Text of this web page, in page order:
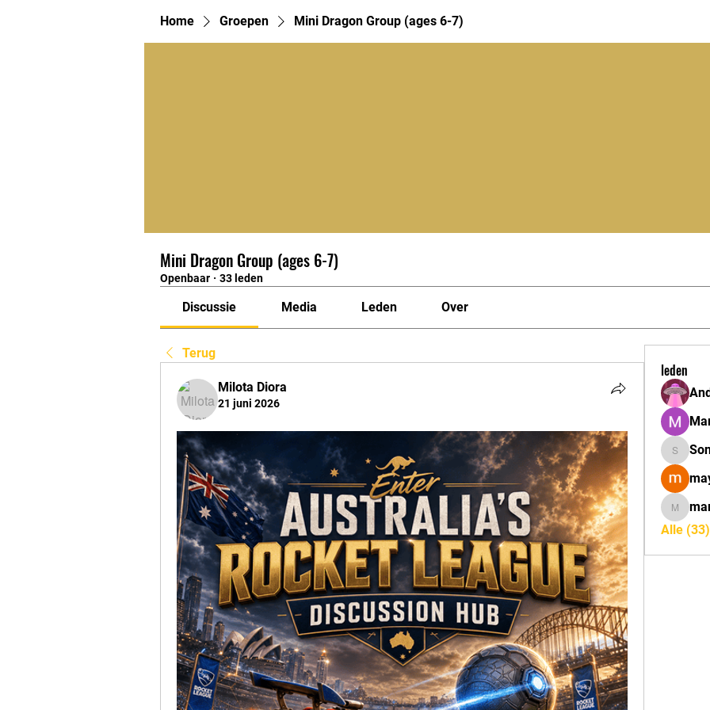
Home Groepen Mini Dragon Group (ages 6-7)
Mini Dragon Group (ages 6-7)
Openbaar · 33 leden
Discussie Media Leden Over
Terug
Milota Diora
21 juni 2026
leden
Alle